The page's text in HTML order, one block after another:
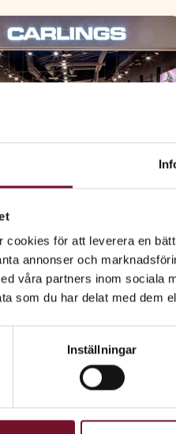
cookies för att leverera en
annonser och
våra partners inom sociala
som du har delat med dem
Inställningar
20:00
är lätt att